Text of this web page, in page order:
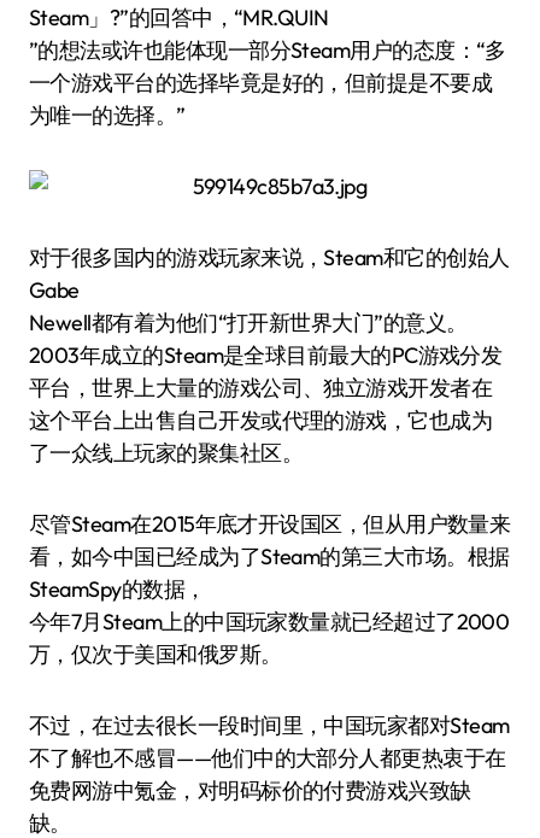
Steam」?”的回答中，“MR.QUIN
”的想法或许也能体现一部分Steam用户的态度：“多
一个游戏平台的选择毕竟是好的，但前提是不要成
为唯一的选择。”
对于很多国内的游戏玩家来说，Steam和它的创始人
Gabe
Newell都有着为他们“打开新世界大门”的意义。
2003年成立的Steam是全球目前最大的PC游戏分发
平台，世界上大量的游戏公司、独立游戏开发者在
这个平台上出售自己开发或代理的游戏，它也成为
了一众线上玩家的聚集社区。
尽管Steam在2015年底才开设国区，但从用户数量来
看，如今中国已经成为了Steam的第三大市场。根据
SteamSpy的数据，
今年7月Steam上的中国玩家数量就已经超过了2000
万，仅次于美国和俄罗斯。
不过，在过去很长一段时间里，中国玩家都对Steam
不了解也不感冒——他们中的大部分人都更热衷于在
免费网游中氪金，对明码标价的付费游戏兴致缺
缺。